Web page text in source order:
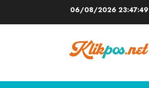
06/08/2026 23:47:50